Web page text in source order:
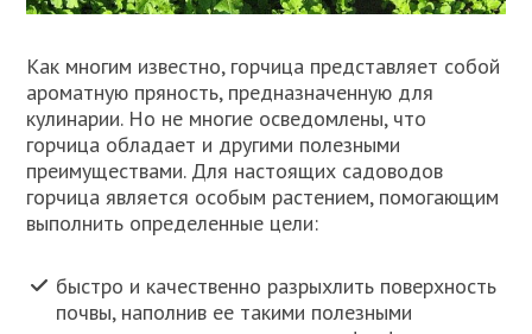
Как многим известно, горчица представляет собой
ароматную пряность, предназначенную для
кулинарии. Но не многие осведомлены, что
горчица обладает и другими полезными
преимуществами. Для настоящих садоводов
горчица является особым растением, помогающим
выполнить определенные цели:
быстро и качественно разрыхлить поверхность
почвы, наполнив ее такими полезными